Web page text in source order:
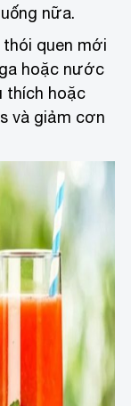
nữa.
quen mới
hoặc nước
thích hoặc
và giảm cơn